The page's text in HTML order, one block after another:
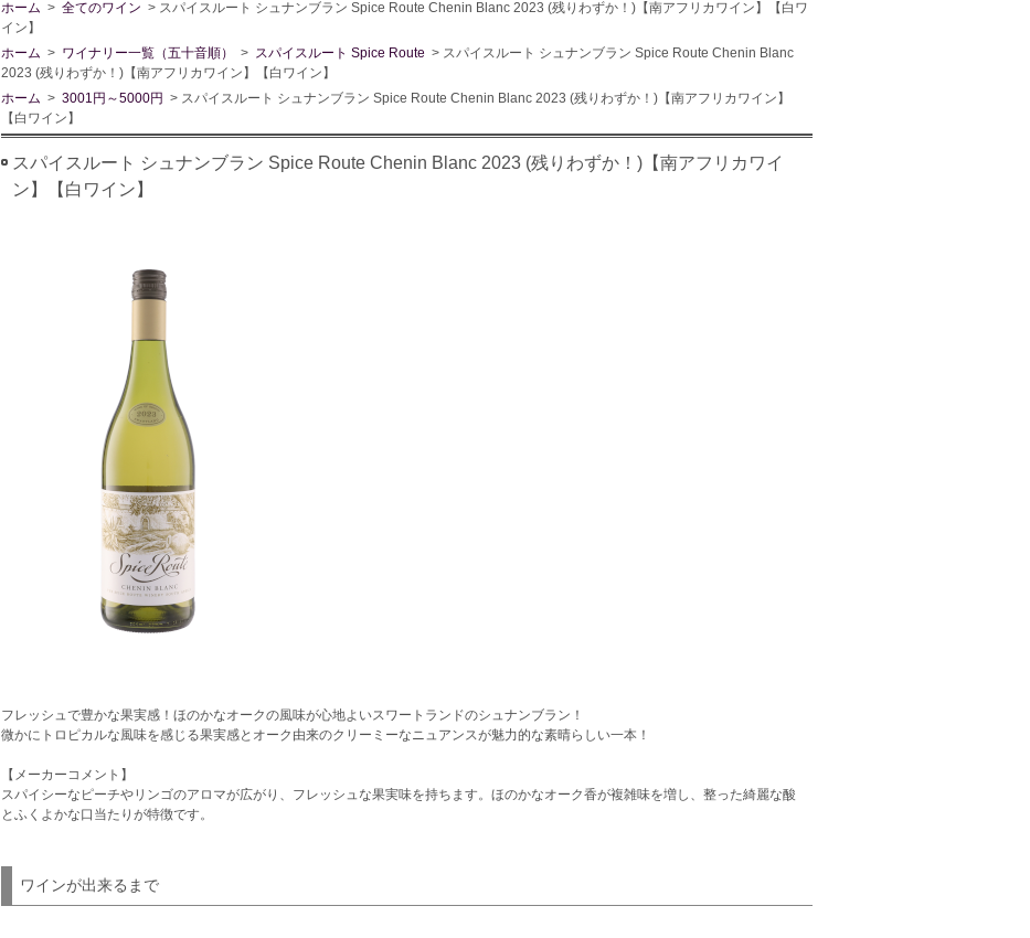
ホーム > 全てのワイン > スパイスルート シュナンブラン Spice Route Chenin Blanc 2023 (残りわずか！)【南アフリカワイン】【白ワ
イン】
ホーム > ワイナリー一覧（五十音順） > スパイスルート Spice Route > スパイスルート シュナンブラン Spice Route Chenin Blanc
2023 (残りわずか！)【南アフリカワイン】【白ワイン】
ホーム > 3001円～5000円 > スパイスルート シュナンブラン Spice Route Chenin Blanc 2023 (残りわずか！)【南アフリカワイン】
【白ワイン】
スパイスルート シュナンブラン Spice Route Chenin Blanc 2023 (残りわずか！)【南アフリカワイ
ン】【白ワイン】
フレッシュで豊かな果実感！ほのかなオークの風味が心地よいスワートランドのシュナンブラン！
微かにトロピカルな風味を感じる果実感とオーク由来のクリーミーなニュアンスが魅力的な素晴らしい一本！
【メーカーコメント】
スパイシーなピーチやリンゴのアロマが広がり、フレッシュな果実味を持ちます。ほのかなオーク香が複雑味を増し、整った綺麗な酸
とふくよかな口当たりが特徴です。
ワインが出来るまで